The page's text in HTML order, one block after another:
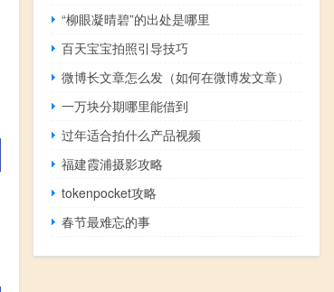
“柳眼凝晴碧”的出处是哪里
百天宝宝拍照引导技巧
微博长文章怎么发（如何在微博发文章）
一万块分期哪里能借到
过年适合拍什么产品视频
福建霞浦摄影攻略
tokenpocket攻略
春节最难忘的事